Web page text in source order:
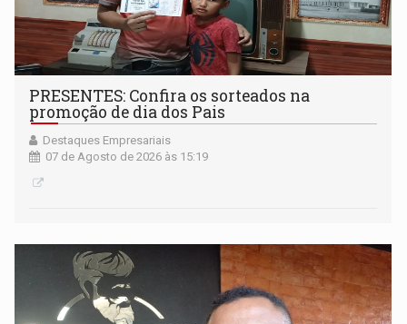
PRESENTES: Confira os sorteados na
promoção de dia dos Pais
Destaques Empresariais
07 de Agosto de 2026 às 15:19